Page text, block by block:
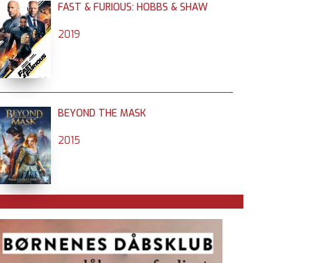
FAST & FURIOUS: HOBBS & SHAW
2019
BEYOND THE MASK
2015